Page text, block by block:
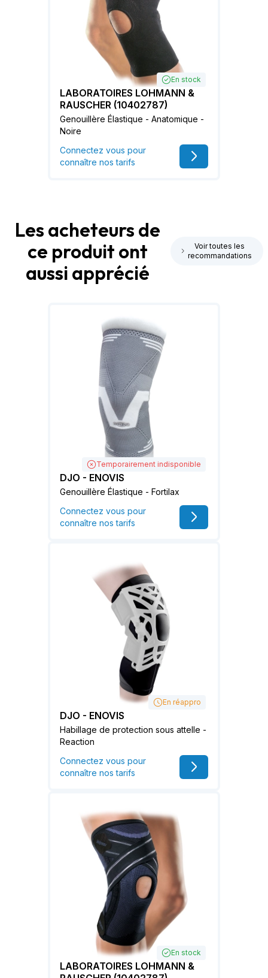
En stock
LABORATOIRES LOHMANN &
RAUSCHER (10402787)
Genouillère Élastique - Anatomique -
Noire
Connectez vous pour
connaître nos tarifs
Les acheteurs de
ce produit ont
aussi apprécié
Voir toutes les
recommandations
Temporairement indisponible
DJO - ENOVIS
Genouillère Élastique - Fortilax
Connectez vous pour
connaître nos tarifs
En réappro
DJO - ENOVIS
Habillage de protection sous attelle -
Reaction
Connectez vous pour
connaître nos tarifs
En stock
LABORATOIRES LOHMANN &